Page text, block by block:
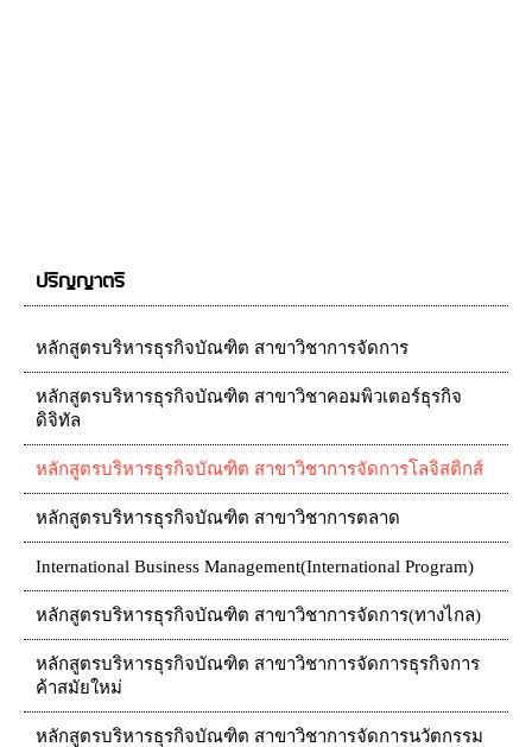
ปริญญาตรี
หลักสูตรบริหารธุรกิจบัณฑิต สาขาวิชาการจัดการ
หลักสูตรบริหารธุรกิจบัณฑิต สาขาวิชาคอมพิวเตอร์ธุรกิจ
ดิจิทัล
หลักสูตรบริหารธุรกิจบัณฑิต สาขาวิชาการจัดการโลจิสติกส์
หลักสูตรบริหารธุรกิจบัณฑิต สาขาวิชาการตลาด
International Business Management(International Program)
หลักสูตรบริหารธุรกิจบัณฑิต สาขาวิชาการจัดการ(ทางไกล)
หลักสูตรบริหารธุรกิจบัณฑิต สาขาวิชาการจัดการธุรกิจการ
ค้าสมัยใหม่
หลักสูตรบริหารธุรกิจบัณฑิต สาขาวิชาการจัดการนวัตกรรม